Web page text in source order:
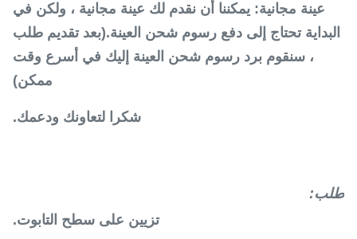
عينة مجانية: يمكننا أن نقدم لك عينة مجانية ، ولكن في
البداية تحتاج إلى دفع رسوم شحن العينة.(بعد تقديم طلب
، سنقوم برد رسوم شحن العينة إليك في أسرع وقت
ممكن)
شكرا لتعاونك ودعمك.
طلب:
تزيين على سطح التابوت.